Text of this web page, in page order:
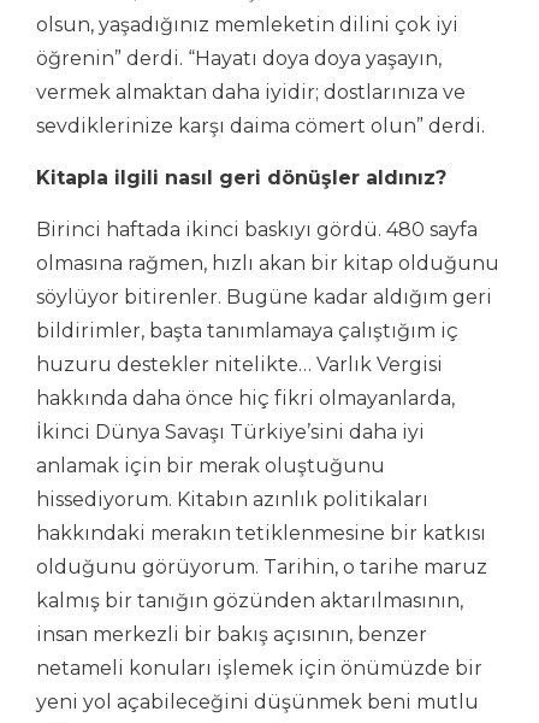
olsun, yaşadığınız memleketin dilini çok iyi
öğrenin” derdi. “Hayatı doya doya yaşayın,
vermek almaktan daha iyidir; dostlarınıza ve
sevdiklerinize karşı daima cömert olun” derdi.
Kitapla ilgili nasıl geri dönüşler aldınız?
Birinci haftada ikinci baskıyı gördü. 480 sayfa
olmasına rağmen, hızlı akan bir kitap olduğunu
söylüyor bitirenler. Bugüne kadar aldığım geri
bildirimler, başta tanımlamaya çalıştığım iç
huzuru destekler nitelikte… Varlık Vergisi
hakkında daha önce hiç fikri olmayanlarda,
İkinci Dünya Savaşı Türkiye’sini daha iyi
anlamak için bir merak oluştuğunu
hissediyorum. Kitabın azınlık politikaları
hakkındaki merakın tetiklenmesine bir katkısı
olduğunu görüyorum. Tarihin, o tarihe maruz
kalmış bir tanığın gözünden aktarılmasının,
insan merkezli bir bakış açısının, benzer
netameli konuları işlemek için önümüzde bir
yeni yol açabileceğini düşünmek beni mutlu